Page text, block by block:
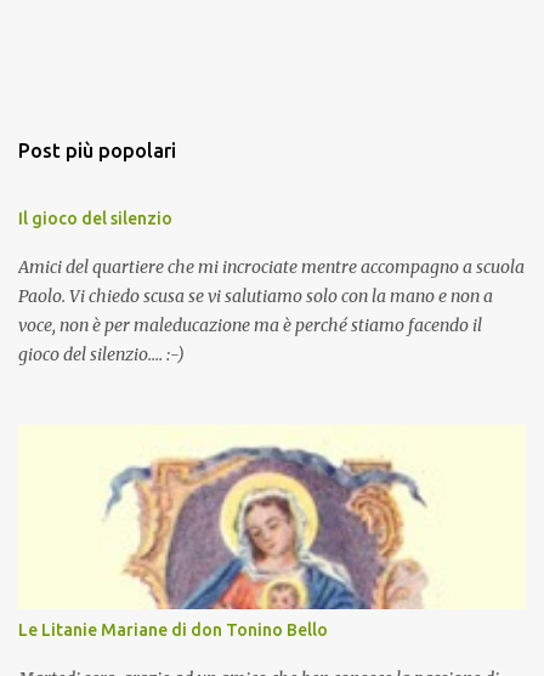
Post più popolari
Il gioco del silenzio
Amici del quartiere che mi incrociate mentre accompagno a scuola
Paolo. Vi chiedo scusa se vi salutiamo solo con la mano e non a
voce, non è per maleducazione ma è perché stiamo facendo il
gioco del silenzio.... :-)
Le Litanie Mariane di don Tonino Bello